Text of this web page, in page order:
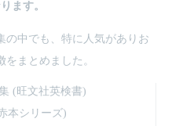
ます。
の中でも、特に人気がありお
まとめました。
(旺文社英検書)
本シリーズ)